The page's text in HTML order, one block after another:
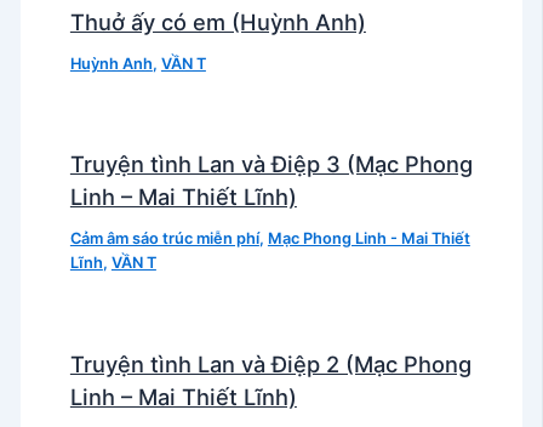
Thuở ấy có em (Huỳnh Anh)
Huỳnh Anh, VẦN T
Truyện tình Lan và Điệp 3 (Mạc Phong
Linh – Mai Thiết Lĩnh)
Cảm âm sáo trúc miễn phí, Mạc Phong Linh - Mai Thiết
Lĩnh, VẦN T
Truyện tình Lan và Điệp 2 (Mạc Phong
Linh – Mai Thiết Lĩnh)